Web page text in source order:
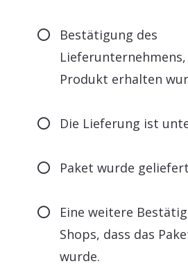
Bestätigung des
Lieferunternehmens,
Produkt erhalten
Die Lieferung ist
Paket wurde
Eine weitere
Shops, dass das
wurde.